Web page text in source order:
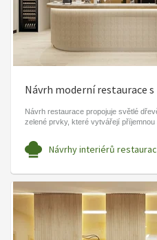
Návrh moderní restaurace
Návrh restaurace propojuje světlé
zelené prvky, které vytvářejí příjemnou
Návrhy interiérů